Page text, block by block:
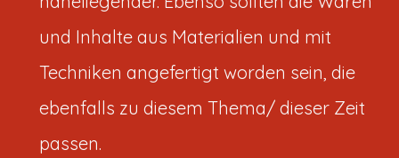
und Inhalte aus Materialien und mit
Techniken angefertigt worden sein, die
ebenfalls zu diesem Thema/ dieser Zeit
passen.